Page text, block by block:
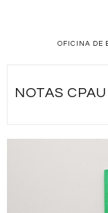
OFICINA DE
NOTAS CPAU